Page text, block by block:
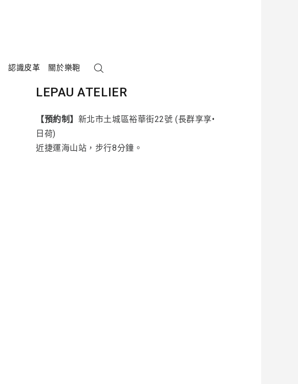
認識皮革 關於樂鞄
LEPAU ATELIER
【預約制】 新北市土城區裕華街22號 (長群享享•
日荷)
近捷運海山站，步行8分鐘。